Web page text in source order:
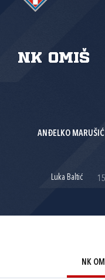
NK Omiš
ANĐELKO
Luka Baltić
NK